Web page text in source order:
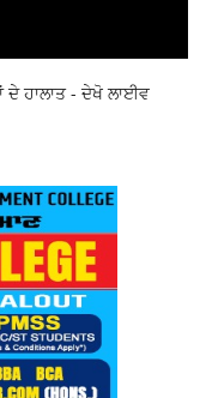
ਦੇ ਹਾਲਾਤ - ਦੇਖੋ ਲਾਈਵ